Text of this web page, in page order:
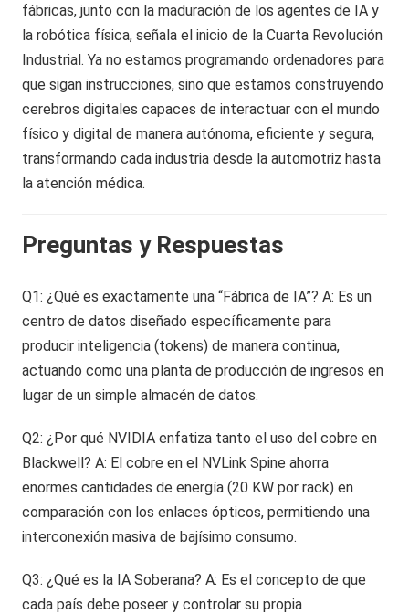
fábricas, junto con la maduración de los agentes de IA y
la robótica física, señala el inicio de la Cuarta Revolución
Industrial. Ya no estamos programando ordenadores para
que sigan instrucciones, sino que estamos construyendo
cerebros digitales capaces de interactuar con el mundo
físico y digital de manera autónoma, eficiente y segura,
transformando cada industria desde la automotriz hasta
la atención médica.
Preguntas y Respuestas
Q1: ¿Qué es exactamente una “Fábrica de IA”? A: Es un
centro de datos diseñado específicamente para
producir inteligencia (tokens) de manera continua,
actuando como una planta de producción de ingresos en
lugar de un simple almacén de datos.
Q2: ¿Por qué NVIDIA enfatiza tanto el uso del cobre en
Blackwell? A: El cobre en el NVLink Spine ahorra
enormes cantidades de energía (20 KW por rack) en
comparación con los enlaces ópticos, permitiendo una
interconexión masiva de bajísimo consumo.
Q3: ¿Qué es la IA Soberana? A: Es el concepto de que
cada país debe poseer y controlar su propia